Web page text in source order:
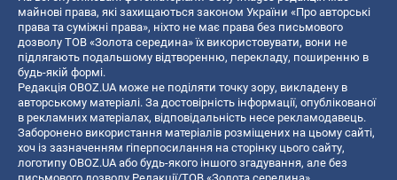
майнові права, які захищаються законом України «Про авторські
права та суміжні права», ніхто не має права без письмового
дозволу ТОВ «Золота середина» їх використовувати, вони не
підлягають подальшому відтворенню, перекладу, поширенню в
будь-якій формі.
Редакція OBOZ.UA може не поділяти точку зору, викладену в
авторському матеріалі. За достовірність інформації, опублікованої
в рекламних матеріалах, відповідальність несе рекламодавець.
Заборонено використання матеріалів розміщених на цьому сайті,
хоч із зазначенням гіперпосилання на сторінку цього сайту,
логотипу OBOZ.UA або будь-якого іншого згадування, але без